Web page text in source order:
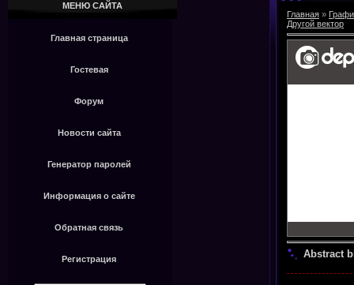
МЕНЮ САЙТА
Главная страница
Гостевая
Форум
Новости сайта
Генератор паролей
Информация о сайте
Обратная связь
Регистрация
Главная »
Другой вектор
Abstract